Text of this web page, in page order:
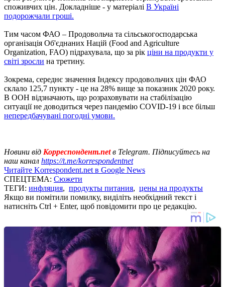
споживчих цін. Докладніше - у матеріалі В Україні
подорожчали гроші.
Тим часом ФАО – Продовольча та сільськогосподарська
організація Об'єднаних Націй (Food and Agriculture
Organization, FAO) підрахувала, що за рік ціни на продукти у
світі зросли на третину.
Зокрема, середнє значення Індексу продовольчих цін ФАО
склало 125,7 пункту - це на 28% вище за показник 2020 року.
В ООН відзначають, що розраховувати на стабілізацію
ситуації не доводиться через пандемію COVID-19 і все більш
непередбачувані погодні умови.
Новини від Корреспондент.netв Telegram. Підписуйтесь на
наш канал https://t.me/korrespondentnet
Читайте Korrespondent.net в Google News
СПЕЦТЕМА: Сюжети
ТЕГИ: инфляция, продукты питания, цены на продукты
Якщо ви помітили помилку, виділіть необхідний текст і
натисніть Ctrl + Enter, щоб повідомити про це редакцію.